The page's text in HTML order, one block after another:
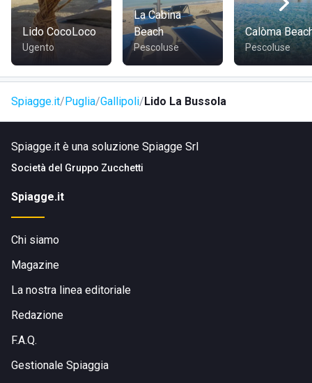
passione, rappresenta un altro punto di forza della struttura
e permette a tutti di sentirsi coccolati e a proprio agio.
Per non rischiare di trovare tutto esaurito, è possibile
richiedere ombrelloni e lettini grazie al comodo servizio di
prenotazione online.
Lido CocoLoco
Ugento
La Cabina
Beach
Pescoluse
Calòma
Pescoluse
Spiagge.it Puglia Gallipoli Lido La Bussola
Spiagge.it è una soluzione Spiagge Srl
Società del Gruppo Zucchetti
Spiagge.it
Chi siamo
Magazine
La nostra linea editoriale
Redazione
F.A.Q.
Gestionale Spiaggia